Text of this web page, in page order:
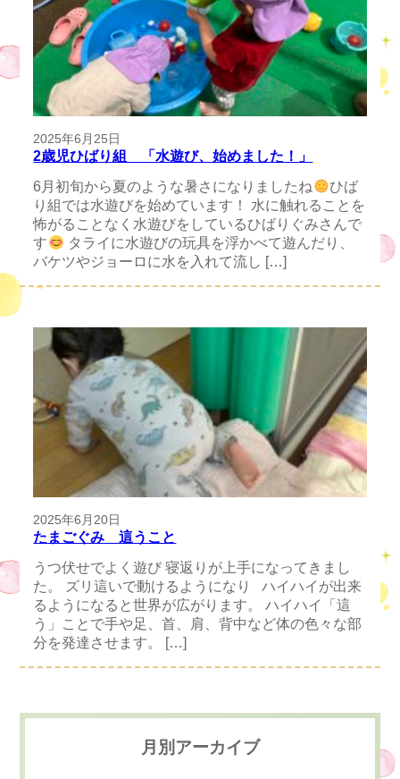
2025年6月25日
2歳児ひばり組 「水遊び、始めました！」
6月初旬から夏のような暑さになりましたね
ひば
り組では水遊びを始めています！ 水に触れることを
怖がることなく水遊びをしているひばりぐみさんで
す
タライに水遊びの玩具を浮かべて遊んだり、
バケツやジョーロに水を入れて流し […]
2025年6月20日
たまごぐみ 這うこと
うつ伏せでよく遊び 寝返りが上手になってきまし
た。 ズリ這いで動けるようになり ハイハイが出来
るようになると世界が広がります。 ハイハイ「這
う」ことで手や足、首、肩、背中など体の色々な部
分を発達させます。 […]
月別アーカイブ